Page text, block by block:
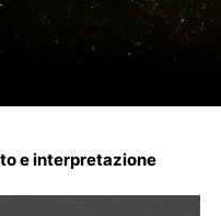
e interpretazione